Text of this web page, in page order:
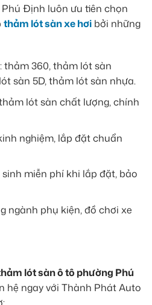
Định luôn ưu tiên chọn
thảm lót sàn xe hơi bởi những
thảm 360, thảm lót sàn
sàn 5D, thảm lót sàn nhựa.
lót sàn chất lượng, chính
nghiệm, lắp đặt chuẩn
miễn phí khi lắp đặt, bảo
ngành phụ kiện, đồ chơi xe
lót sàn ô tô phường Phú
hệ ngay với Thành Phát Auto